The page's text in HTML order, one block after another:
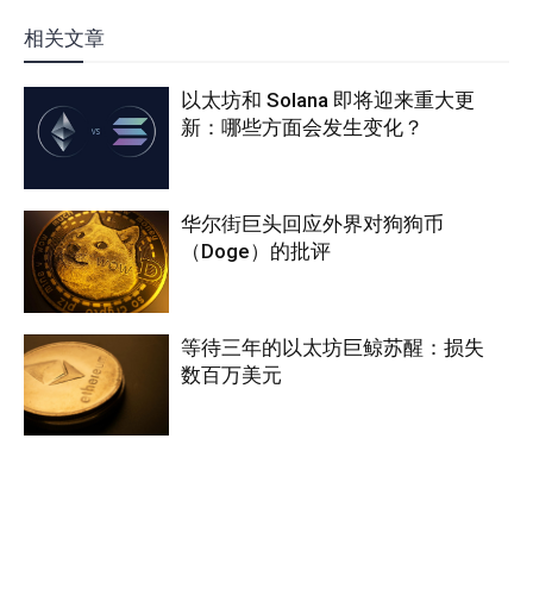
相关文章
以太坊和 Solana 即将迎来重大更
新：哪些方面会发生变化？
华尔街巨头回应外界对狗狗币
（Doge）的批评
等待三年的以太坊巨鲸苏醒：损失
数百万美元